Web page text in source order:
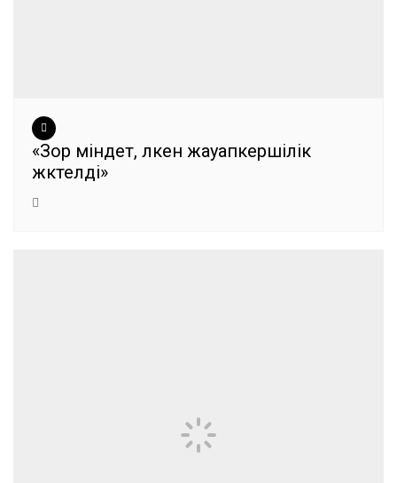
«Зор міндет, үлкен жауапкершілік
жүктелді»